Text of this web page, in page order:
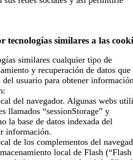
tecnologías similares a las
similares cualquier tipo de
y recuperación de datos que
usuario para obtener
del navegador. Algunas webs
llamados “sessionStorage” y
la base de datos indexada del
información.
de los complementos del
local de Flash (“Flash